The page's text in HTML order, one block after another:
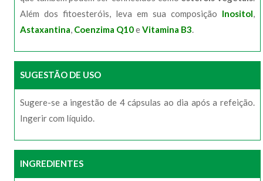
Além dos fitoesteróis, leva em sua composição Inositol,
Astaxantina, Coenzima Q10eVitamina B3.
SUGESTÃO DE USO
Sugere-se a ingestão de 4 cápsulas ao dia após a refeição.
Ingerir com líquido.
INGREDIENTES